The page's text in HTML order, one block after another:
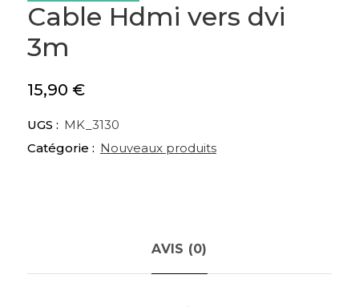
Cable Hdmi vers dvi
3m
15,90 €
UGS : MK_3130
Catégorie : Nouveaux produits
AVIS (0)